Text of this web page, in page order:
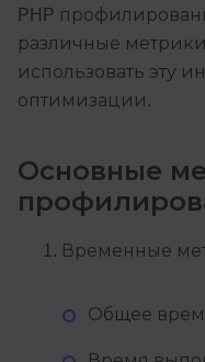
PHP
различные
использовать эту
оптимизации.
Основные
Временные
Общее